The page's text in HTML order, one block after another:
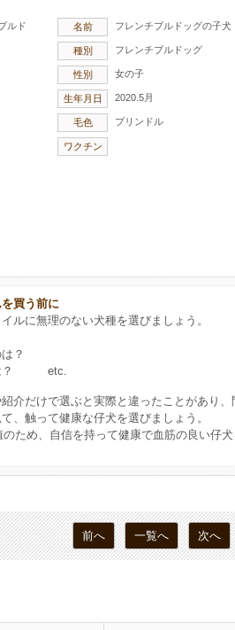
ルド
名前 フレンチブルドッグの子犬
種別 フレンチブルドッグ
性別 女の子
生年月日 2020.5月
毛色 ブリンドル
ワクチン
買う前に
ルに無理のない犬種を選びましょう。
？
は？ etc.
介だけで選ぶと実際と違ったことがあり
、触って健康な仔犬を選びましょう。
ため、自信を持って健康で血筋の良い仔
前へ 一覧へ 次へ